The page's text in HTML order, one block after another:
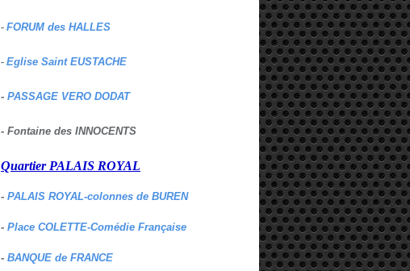
- FORUM des HALLES
- Eglise Saint EUSTACHE
- PASSAGE VERO DODAT
- Fontaine des INNOCENTS
Quartier PALAIS ROYAL
- PALAIS ROYAL-colonnes de BUREN
- Place COLETTE-Comédie Française
- BANQUE de FRANCE